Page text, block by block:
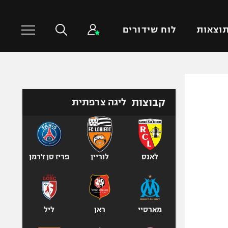
תוצאות לוח שידורים
טניס
כדוריד
כדורעף
שחייה
אגרוף
ספורט אולימפי
קבוצות ליגה צרפתית
לאנס לוריין פריז סן ז'רמן
מארסיי ראן ליל